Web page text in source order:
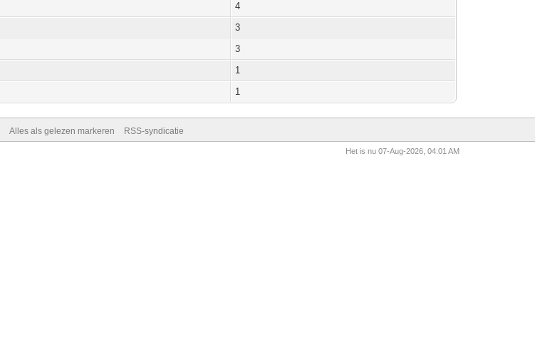
4
3
3
1
1
Alles als gelezen markeren RSS-syndicatie
Het is nu 07-Aug-2026, 04:01 AM